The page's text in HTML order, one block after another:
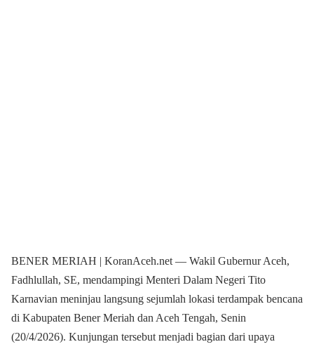
BENER MERIAH | KoranAceh.net — Wakil Gubernur Aceh,
Fadhlullah, SE, mendampingi Menteri Dalam Negeri Tito
Karnavian meninjau langsung sejumlah lokasi terdampak bencana
di Kabupaten Bener Meriah dan Aceh Tengah, Senin
(20/4/2026). Kunjungan tersebut menjadi bagian dari upaya